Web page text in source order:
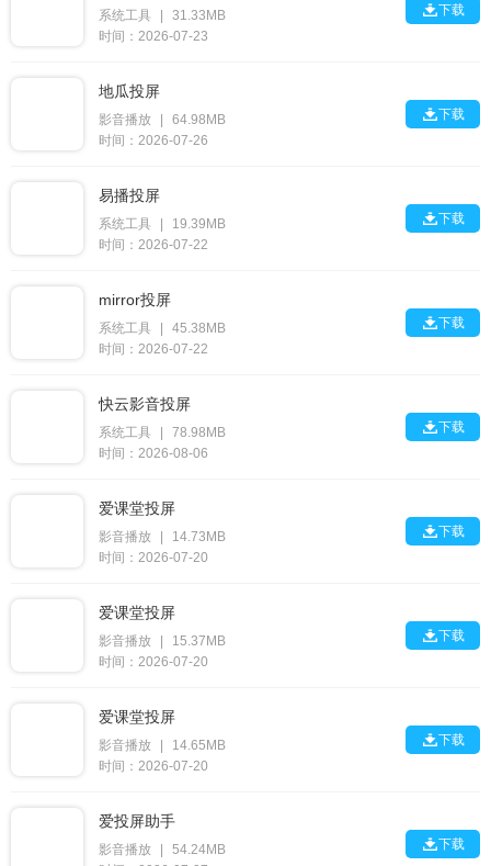
系统工具
31.33MB
时间：2026-07-23
下载
地瓜投屏
影音播放
64.98MB
时间：2026-07-26
下载
易播投屏
系统工具
19.39MB
时间：2026-07-22
下载
mirror投屏
系统工具
45.38MB
时间：2026-07-22
下载
快云影音投屏
系统工具
78.98MB
时间：2026-08-06
下载
爱课堂投屏
影音播放
14.73MB
时间：2026-07-20
下载
爱课堂投屏
影音播放
15.37MB
时间：2026-07-20
下载
爱课堂投屏
影音播放
14.65MB
时间：2026-07-20
下载
爱投屏助手
影音播放
54.24MB
下载